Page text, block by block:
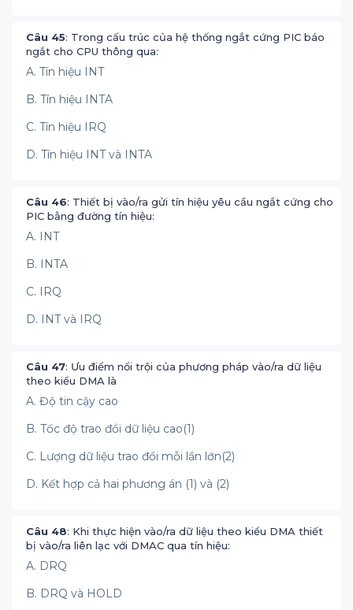
Câu 45: Trong cấu trúc của hệ thống ngắt cứng PIC báo
ngắt cho CPU thông qua:
A. Tín hiệu INT
B. Tín hiệu INTA
C. Tín hiệu IRQ
D. Tín hiệu INT và INTA
Câu 46: Thiết bị vào/ra gửi tín hiệu yêu cầu ngắt cứng cho
PIC bằng đường tín hiệu:
A. INT
B. INTA
C. IRQ
D. INT và IRQ
Câu 47: Ưu điểm nổi trội của phương pháp vào/ra dữ liệu
theo kiểu DMA là
A. Độ tin cậy cao
B. Tốc độ trao đổi dữ liệu cao(1)
C. Lượng dữ liệu trao đổi mỗi lần lớn(2)
D. Kết hợp cả hai phương án (1) và (2)
Câu 48: Khi thực hiện vào/ra dữ liệu theo kiểu DMA thiết
bị vào/ra liên lạc với DMAC qua tín hiệu:
A. DRQ
B. DRQ và HOLD